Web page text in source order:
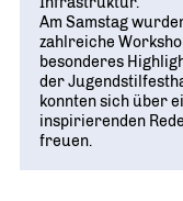
Am Samstag
zahlreiche
besonderes
der
konnten sich über
inspirierenden
freuen.